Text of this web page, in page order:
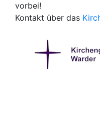
vorbei!
Kontakt über das